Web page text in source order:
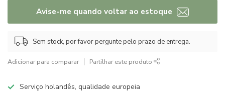
Avise-me quando voltar ao estoque
Sem stock, por favor pergunte pelo prazo de entrega.
Adicionar para comparar Partilhar este produto
Serviço holandês, qualidade europeia